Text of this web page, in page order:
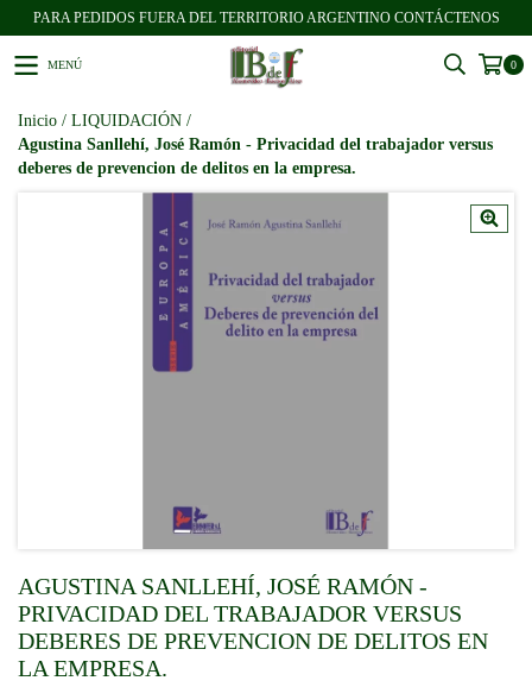
PARA PEDIDOS FUERA DEL TERRITORIO ARGENTINO CONTÁCTENOS
MENÚ 0
Inicio / LIQUIDACIÓN /
Agustina Sanllehí, José Ramón - Privacidad del trabajador versus
deberes de prevencion de delitos en la empresa.
AGUSTINA SANLLEHÍ, JOSÉ RAMÓN -
PRIVACIDAD DEL TRABAJADOR VERSUS
DEBERES DE PREVENCION DE DELITOS EN
LA EMPRESA.